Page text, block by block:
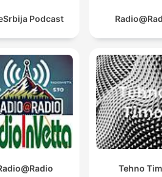
Podcast
Tehno